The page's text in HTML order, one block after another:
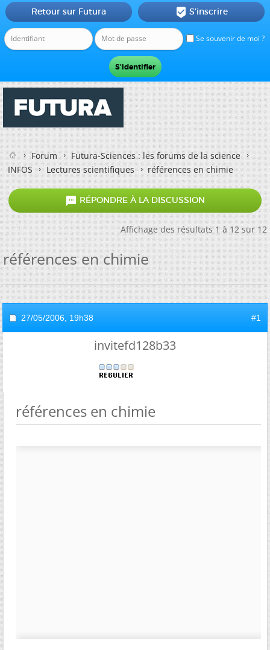
Se souvenir de moi ?
Retour sur Futura  S'inscrire
Forum
Futura-Sciences : les forums de la science
INFOS
Lectures scientifiques références en chimie
 RÉPONDRE À LA DISCUSSION
Affichage des résultats 1 à 12 sur 12
références en chimie
27/05/2006, 19h38 #1
invitefd128b33
références en chimie